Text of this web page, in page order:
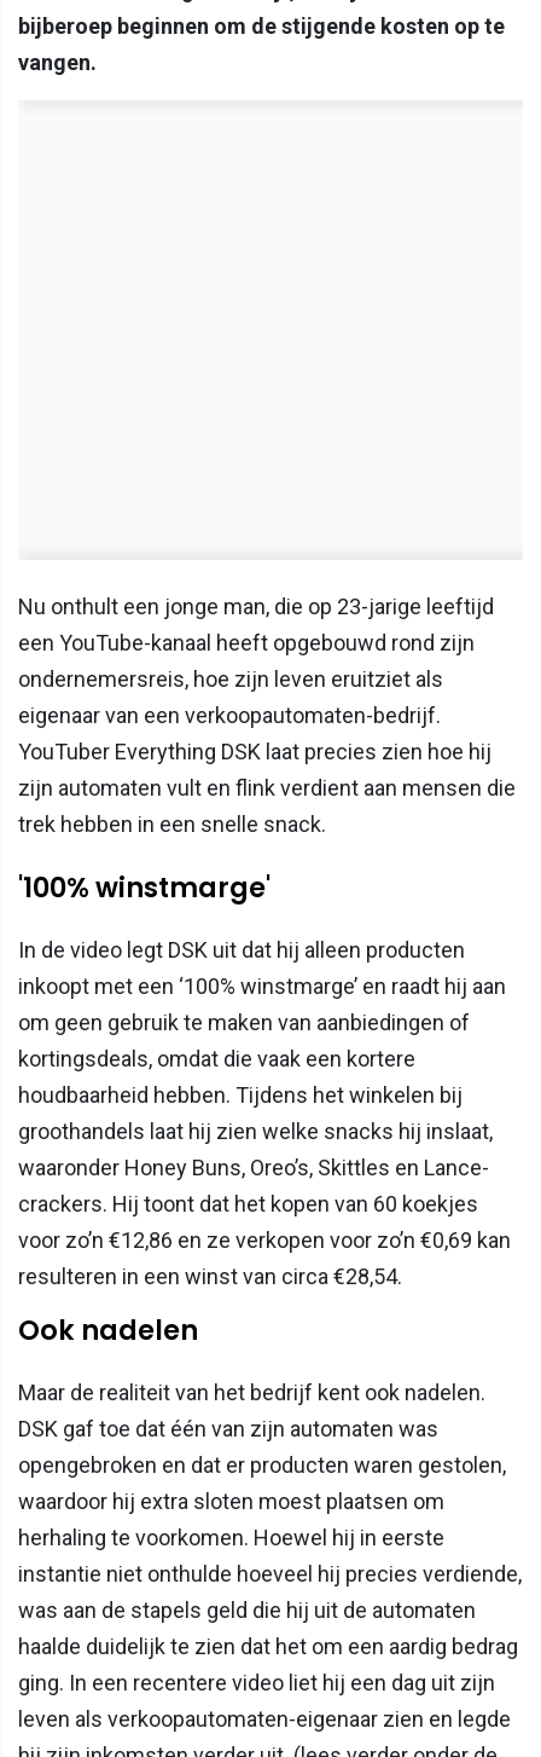
bijberoep beginnen om de stijgende kosten op te
vangen.
Nu onthult een jonge man, die op 23-jarige leeftijd
een YouTube-kanaal heeft opgebouwd rond zijn
ondernemersreis, hoe zijn leven eruitziet als
eigenaar van een verkoopautomaten-bedrijf.
YouTuber Everything DSK laat precies zien hoe hij
zijn automaten vult en flink verdient aan mensen die
trek hebben in een snelle snack.
'100% winstmarge'
In de video legt DSK uit dat hij alleen producten
inkoopt met een ‘100% winstmarge’ en raadt hij aan
om geen gebruik te maken van aanbiedingen of
kortingsdeals, omdat die vaak een kortere
houdbaarheid hebben. Tijdens het winkelen bij
groothandels laat hij zien welke snacks hij inslaat,
waaronder Honey Buns, Oreo’s, Skittles en Lance-
crackers. Hij toont dat het kopen van 60 koekjes
voor zo’n €12,86 en ze verkopen voor zo’n €0,69 kan
resulteren in een winst van circa €28,54.
Ook nadelen
Maar de realiteit van het bedrijf kent ook nadelen.
DSK gaf toe dat één van zijn automaten was
opengebroken en dat er producten waren gestolen,
waardoor hij extra sloten moest plaatsen om
herhaling te voorkomen. Hoewel hij in eerste
instantie niet onthulde hoeveel hij precies verdiende,
was aan de stapels geld die hij uit de automaten
haalde duidelijk te zien dat het om een aardig bedrag
ging. In een recentere video liet hij een dag uit zijn
leven als verkoopautomaten-eigenaar zien en legde